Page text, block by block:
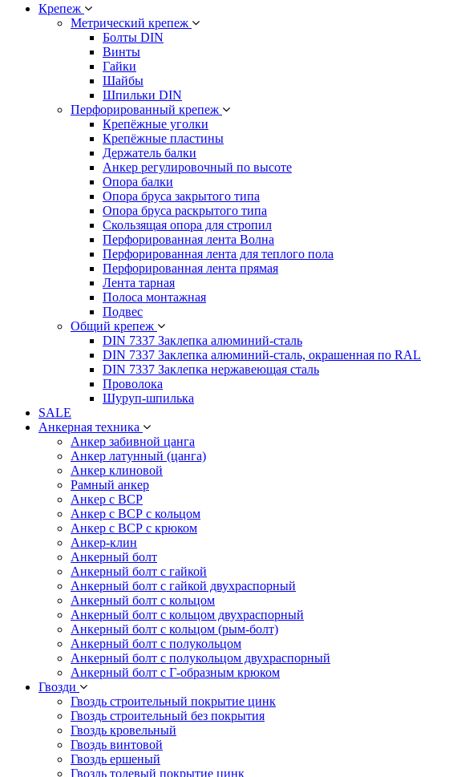
Крепеж
Метрический крепеж
Болты DIN
Винты
Гайки
Шайбы
Шпильки DIN
Перфорированный крепеж
Крепёжные уголки
Крепёжные пластины
Держатель балки
Анкер регулировочный по высоте
Опора балки
Опора бруса закрытого типа
Опора бруса раскрытого типа
Скользящая опора для стропил
Перфорированная лента Волна
Перфорированная лента для теплого пола
Перфорированная лента прямая
Лента тарная
Полоса монтажная
Подвес
Общий крепеж
DIN 7337 Заклепка алюминий-сталь
DIN 7337 Заклепка алюминий-сталь, окрашенная по RAL
DIN 7337 Заклепка нержавеющая сталь
Проволока
Шуруп-шпилька
SALE
Анкерная техника
Анкер забивной цанга
Анкер латунный (цанга)
Анкер клиновой
Рамный анкер
Анкер с ВСР
Анкер с ВСР с кольцом
Анкер с ВСР с крюком
Анкер-клин
Анкерный болт
Анкерный болт с гайкой
Анкерный болт с гайкой двухраспорный
Анкерный болт с кольцом
Анкерный болт с кольцом двухраспорный
Анкерный болт с кольцом (рым-болт)
Анкерный болт с полукольцом
Анкерный болт с полукольцом двухраспорный
Анкерный болт с Г-образным крюком
Гвозди
Гвоздь строительный покрытие цинк
Гвоздь строительный без покрытия
Гвоздь кровельный
Гвоздь винтовой
Гвоздь ершеный
Гвоздь толевый покрытие цинк